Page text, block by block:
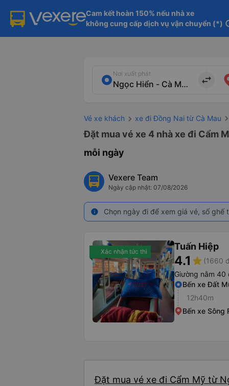
Cam kết hoàn 150% nếu nhà xe
không cung cấp dịch vụ vận chuyển (*)
Nơi xuất phát
import_export
Vé xe khách xe đi Đồng Nai từ Cà Mau
Đặt mua vé xe 4 nhà xe đi Cẩm
mỗi ngày
Vexere Team
Ngày cập nhật: 07/08/2026
info Chọn ngày đi để xem giá vé, số
Xác nhận tức thì Tuấn Hiệp
4.1 star (1660
Giường nằm 40
Bến xe Đất
12h40m
Bến xe Sông
Đặt mua vé xe đi Cẩm Mỹ từ